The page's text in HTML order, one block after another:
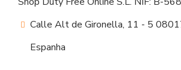
Calle Alt de Gironella, 11 - 5
Espanha